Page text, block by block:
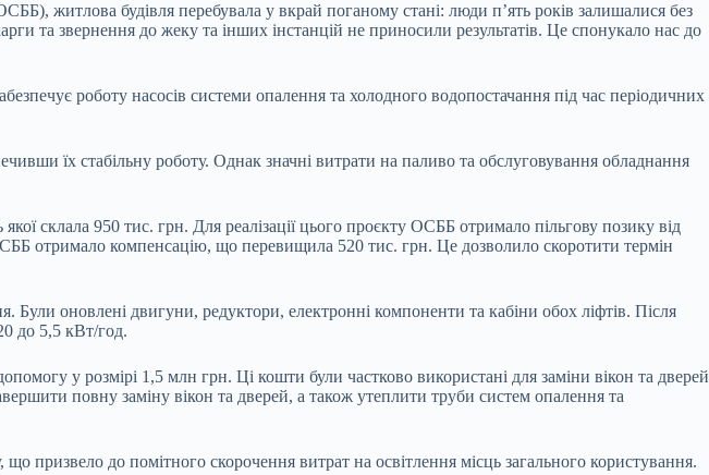
житлова будівля перебувала у вкрай поганому стані: люди п’ять років залишалися без
та звернення до жеку та інших інстанцій не приносили результатів. Це спонукало нас до
роботу насосів системи опалення та холодного водопостачання під час періодичних
їх стабільну роботу. Однак значні витрати на паливо та обслуговування обладнання
склала 950 тис. грн. Для реалізації цього проєкту ОСББ отримало пільгову позику від
отримало компенсацію, що перевищила 520 тис. грн. Це дозволило скоротити термін
Були оновлені двигуни, редуктори, електронні компоненти та кабіни обох ліфтів. Після
до 5,5 кВт/год.
у розмірі 1,5 млн грн. Ці кошти були частково використані для заміни вікон та дверей
повну заміну вікон та дверей, а також утеплити труби систем опалення та
призвело до помітного скорочення витрат на освітлення місць загального користування.